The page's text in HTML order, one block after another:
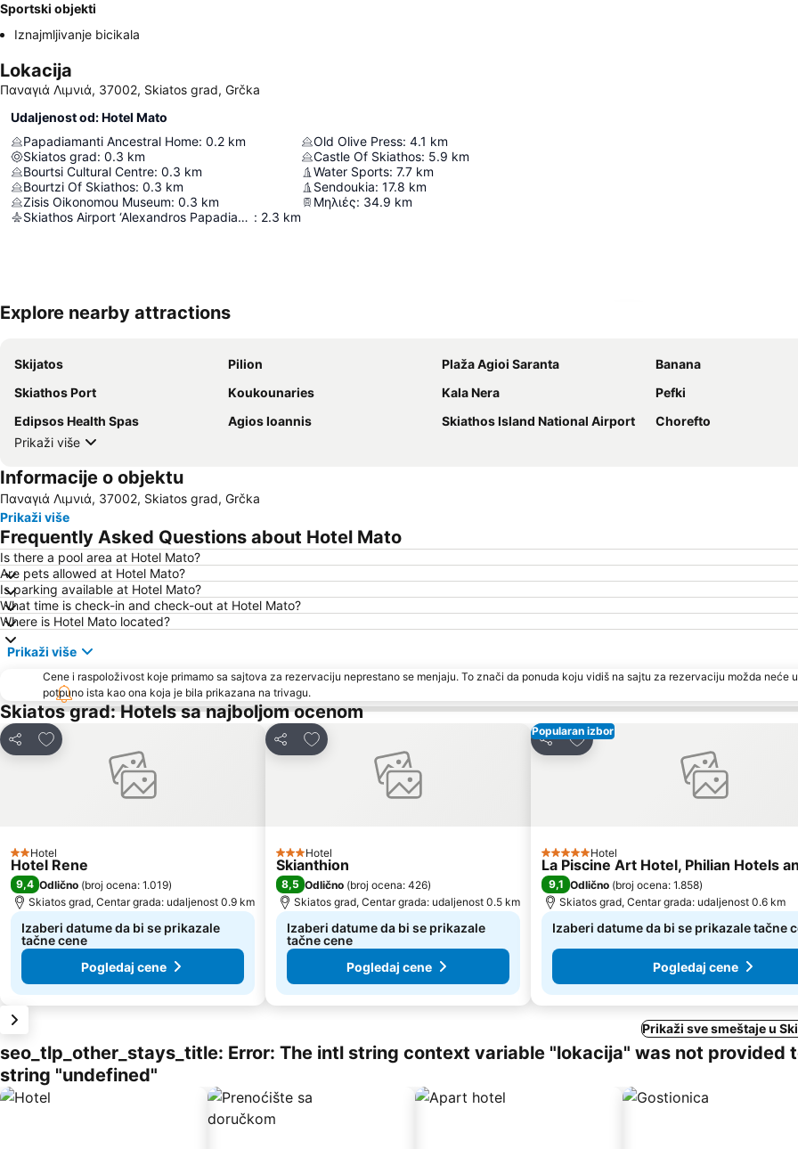
Sportski objekti
Iznajmljivanje bicikala
Lokacija
Παναγιά Λιμνιά, 37002, Skiatos grad, Grčka
Udaljenost od: Hotel Mato
Papadiamanti Ancestral Home: 0.2 km
Skiatos grad: 0.3 km
Bourtsi Cultural Centre: 0.3 km
Bourtzi Of Skiathos: 0.3 km
Zisis Oikonomou Museum: 0.3 km
Skiathos Airport ‘Alexandros Papadiamantis’ : 2.3 km
Old Olive Press: 4.1 km
Castle Of Skiathos: 5.9 km
Water Sports: 7.7 km
Sendoukia: 17.8 km
Μηλιές: 34.9 km
Explore nearby attractions
Skijatos Pilion Plaža Agioi Saranta
Banana
Skiathos Port
Κoukounaries Kala Nera
Pefki
Edipsos Health Spas
Agios Ioannis Skiathos Island National Airport
Chorefto
Prikaži više
Informacije o objektu
Παναγιά Λιμνιά, 37002, Skiatos grad, Grčka
Prikaži više
Frequently Asked Questions about Hotel Mato
Is there a pool area at Hotel Mato?
Are pets allowed at Hotel Mato?
Is parking available at Hotel Mato?
What time is check-in and check-out at Hotel Mato?
Where is Hotel Mato located?
Prikaži više
Cene i raspoloživost koje primamo sa sajtova za rezervaciju neprestano se menjaju. To znači da ponuda koju vidiš na sajtu za rezervaciju možda neće
potpuno ista kao ona koja je bila prikazana na trivagu.
Skiatos grad: Hotels sa najboljom ocenom
Deli
Dodati u favorite
2 Zvezdice
Hotel
Hotel Rene
9,4 Odlično (broj ocena: 1.019)
Skiatos grad, Centar grada: udaljenost 0.9 km
Izaberi datume da bi se prikazale
tačne cene
Pogledaj cene
Deli
Dodati u favorite
3 Zvezdice
Hotel
Skianthion
8,5 Odlično (broj ocena: 426)
Skiatos grad, Centar grada: udaljenost 0.5 km
Izaberi datume da bi se prikazale
tačne cene
Pogledaj cene
Popularan izbor
Deli
Dodati u favorite
5 Zvezdice
Hotel
La Piscine Art Hotel, Philian Hotels
9,1 Odlično (broj ocena: 1.858)
Skiatos grad, Centar grada: udaljenost 0.6 km
Izaberi datume da bi se prikazale tačne
Pogledaj cene
Prikaži sve smeštaje u
seo_tlp_other_stays_title: Error: The intl string context variable "lokacija" was not provided
string "undefined"